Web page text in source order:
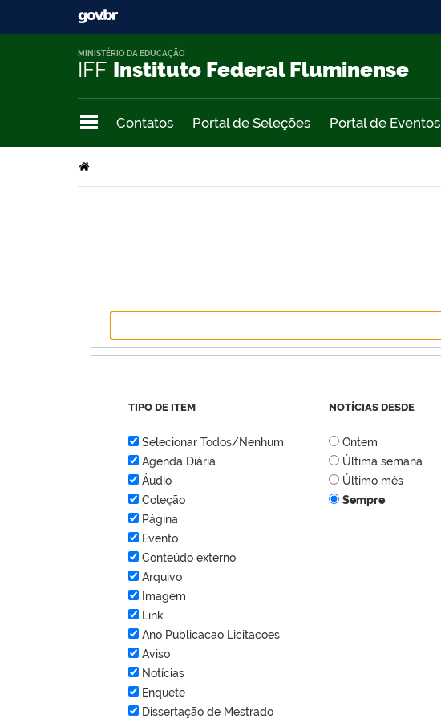
IFF Instituto Federal Fluminense
MINISTÉRIO DA EDUCAÇÃO
Contatos Portal de Seleções Portal de Eventos
TIPO DE ITEM
Selecionar Todos/Nenhum
Agenda Diária
Áudio
Coleção
Página
Evento
Conteúdo externo
Arquivo
Imagem
Link
Ano Publicacao Licitacoes
Aviso
Notícias
Enquete
Dissertação de Mestrado
NOTÍCIAS DESDE
Ontem
Última semana
Último mês
Sempre